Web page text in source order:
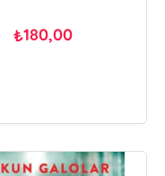
₺180,00